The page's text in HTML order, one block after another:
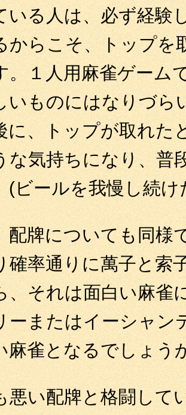
いる人は、必ず経験
からこそ、トップを
。１人用麻雀ゲーム
いものにはなりづら
に、トップが取れた
な気持ちになり、普
(ビールを我慢し続
配牌についても同様
確率通りに萬子と索
、それは面白い麻雀
ーまたはイーシャン
麻雀となるでしょう
悪い配牌と格闘して